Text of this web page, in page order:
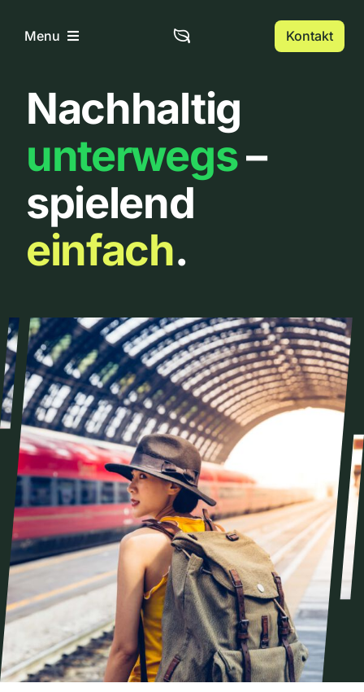
InhaltMenu
Home
Über uns
Urbanlist
Kontakt
Nachhaltig
unterwegs–
spielend
einfach.